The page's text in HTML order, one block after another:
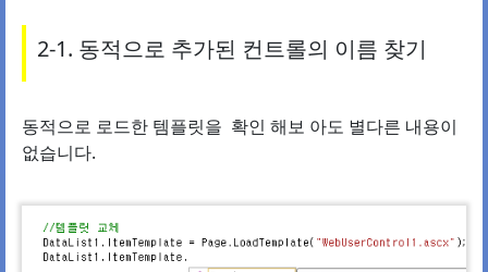
2-1. 동적으로 추가된 컨트롤의 이름 찾기
동적으로 로드한 템플릿을 확인 해보 아도 별다른 내용이
없습니다.